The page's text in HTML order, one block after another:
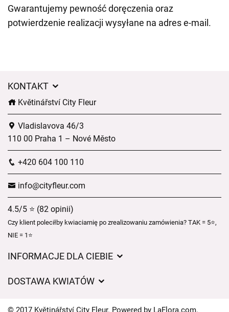
Gwarantujemy pewność doręczenia oraz
potwierdzenie realizacji wysyłane na adres e-mail.
KONTAKT
Květinářství City Fleur
Vladislavova 46/3
110 00 Praha 1 – Nové Město
+420 604 100 110
info@cityfleur.com
4.5/5 ⭐ (82 opinii)
Czy klient poleciłby kwiaciarnię po zrealizowaniu zamówienia? TAK = 5⭐,
NIE = 1⭐
INFORMACJE DLA CIEBIE
Czasy dostawy kwiatów – przegląd możliwości
DOSTAWA KWIATÓW
© 2017 Květinářství City Fleur. Powered by LaFlora.com.